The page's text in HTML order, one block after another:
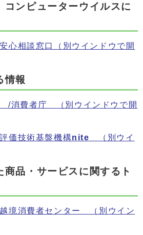
コンピューターウイルスに
心相談窓口
（別ウインドウで開
情報
/消費者庁
（別ウインドウで開
価技術基盤機構nite
（別ウイ
商品・サービスに関するト
境消費者センター
（別ウイン